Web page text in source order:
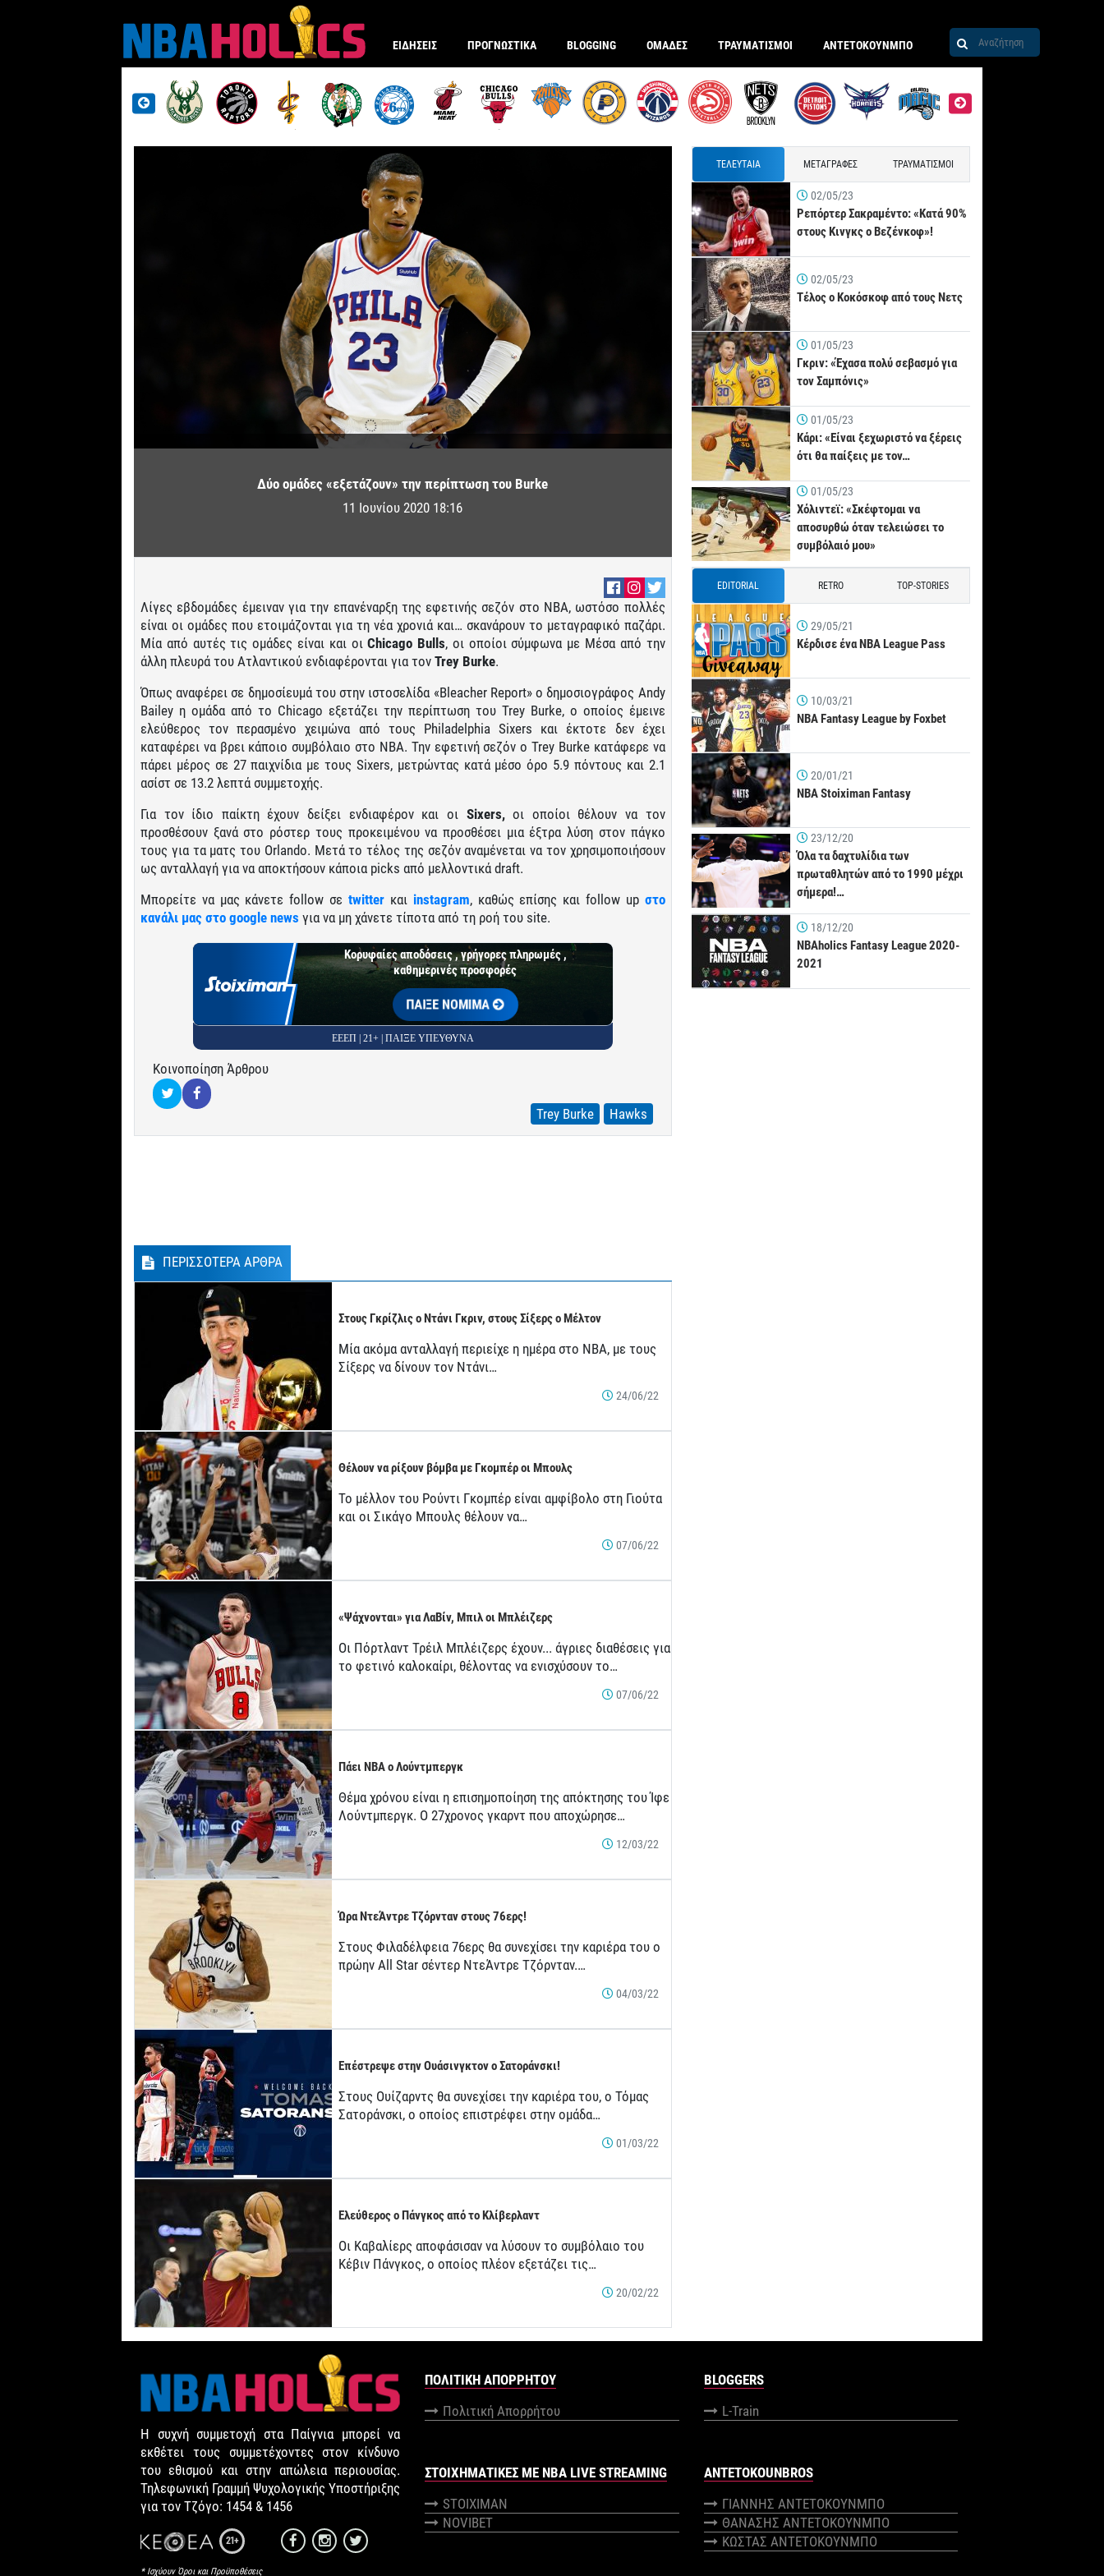
ΕΙΔΗΣΕΙΣ ΠΡΟΓΝΩΣΤΙΚΑ BLOGGING ΟΜΑΔΕΣ ΤΡΑΥΜΑΤΙΣΜΟΙ ΑΝΤΕΤΟΚΟΥΝΜΠΟ
Δύο ομάδες «εξετάζουν» την περίπτωση του Burke
11 Ιουνίου 2020 18:16
Λίγες εβδομάδες έμειναν για την επανέναρξη της εφετινής σεζόν στο ΝΒΑ, ωστόσο πολλές
είναι οι ομάδες που ετοιμάζονται για τη νέα χρονιά και… σκανάρουν το μεταγραφικό παζάρι.
Μία από αυτές τις ομάδες είναι και οιChicago Bulls, οι οποίοι σύμφωνα με Μέσα από την
άλλη πλευρά του Ατλαντικού ενδιαφέρονται για τον Trey Burke.
Όπως αναφέρει σε δημοσίευμά του στην ιστοσελίδα «Bleacher Report» ο δημοσιογράφος Andy
Bailey η ομάδα από το Chicago εξετάζει την περίπτωση του Trey Burke, ο οποίος έμεινε
ελεύθερος τον περασμένο χειμώνα από τους Philadelphia Sixers και έκτοτε δεν έχει
καταφέρει να βρει κάποιο συμβόλαιο στο ΝΒΑ. Την εφετινή σεζόν ο Trey Burke κατάφερε να
πάρει μέρος σε 27 παιχνίδια με τους Sixers, μετρώντας κατά μέσο όρο 5.9 πόντους και 2.1
ασίστ σε 13.2 λεπτά συμμετοχής.
Για τον ίδιο παίκτη έχουν δείξει ενδιαφέρον και οι Sixers,οι οποίοι θέλουν να τον
προσθέσουν ξανά στο ρόστερ τους προκειμένου να προσθέσει μια έξτρα λύση στον πάγκο
τους για τα ματς του Orlando. Μετά το τέλος της σεζόν αναμένεται να τον χρησιμοποιήσουν
ως ανταλλαγή για να αποκτήσουν κάποια picks από μελλοντικά draft.
Μπορείτε να μας κάνετε follow σε twitter και instagram, καθώς επίσης και follow up στο
κανάλι μας στο google news για να μη χάνετε τίποτα από τη ροή του site.
Κορυφαίες αποδόσεις , γρήγορες πληρωμές ,
καθημερινές προσφορές
ΠΑΙΞΕ ΝΟΜΙΜΑ
ΕΕΕΠ | 21+ | ΠΑΙΞΕ ΥΠΕΥΘΥΝΑ
Κοινοποίηση Άρθρου
Trey Burke Hawks
ΠΕΡΙΣΣΟΤΕΡΑ ΑΡΘΡΑ
Στους Γκρίζλις ο Ντάνι Γκριν, στους Σίξερς ο Μέλτον
Μία ακόμα ανταλλαγή περιείχε η ημέρα στο ΝΒΑ, με τους
Σίξερς να δίνουν τον Ντάνι…
24/06/22
Θέλουν να ρίξουν βόμβα με Γκομπέρ οι Μπουλς
Το μέλλον του Ρούντι Γκομπέρ είναι αμφίβολο στη Γιούτα
και οι Σικάγο Μπουλς θέλουν να…
07/06/22
«Ψάχνονται» για ΛαΒίν, Μπιλ οι Μπλέιζερς
Οι Πόρτλαντ Τρέιλ Μπλέιζερς έχουν... άγριες διαθέσεις για
το φετινό καλοκαίρι, θέλοντας να ενισχύσουν το…
07/06/22
Πάει NBA ο Λούντμπεργκ
Θέμα χρόνου είναι η επισημοποίηση της απόκτησης του Ίφε
Λούντμπεργκ. Ο 27χρονος γκαρντ που αποχώρησε…
12/03/22
Ώρα ΝτεΆντρε Τζόρνταν στους 76ερς!
Στους Φιλαδέλφεια 76ερς θα συνεχίσει την καριέρα του ο
πρώην All Star σέντερ ΝτεΆντρε Τζόρνταν.…
04/03/22
Επέστρεψε στην Ουάσινγκτον ο Σατοράνσκι!
Στους Ουίζαρντς θα συνεχίσει την καριέρα του, ο Τόμας
Σατοράνσκι, ο οποίος επιστρέφει στην ομάδα…
01/03/22
Ελεύθερος ο Πάνγκος από το Κλίβερλαντ
Οι Καβαλίερς αποφάσισαν να λύσουν το συμβόλαιο του
Κέβιν Πάνγκος, ο οποίος πλέον εξετάζει τις…
20/02/22
ΤΕΛΕΥΤΑΙΑ ΜΕΤΑΓΡΑΦΕΣ ΤΡΑΥΜΑΤΙΣΜΟΙ
02/05/23
Ρεπόρτερ Σακραμέντο: «Κατά 90%
στους Κινγκς ο Βεζένκοφ»!
02/05/23
Τέλος ο Κοκόσκοφ από τους Νετς
01/05/23
Γκριν: «Έχασα πολύ σεβασμό για
τον Σαμπόνις»
01/05/23
Κάρι: «Είναι ξεχωριστό να ξέρεις
ότι θα παίξεις με τον…
01/05/23
Χόλιντεϊ: «Σκέφτομαι να
αποσυρθώ όταν τελειώσει το
συμβόλαιό μου»
EDITORIAL RETRO TOP-STORIES
29/05/21
Κέρδισε ένα NBA League Pass
10/03/21
NBA Fantasy League by Foxbet
20/01/21
NBA Stoiximan Fantasy
23/12/20
Όλα τα δαχτυλίδια των
πρωταθλητών από το 1990 μέχρι
σήμερα!…
18/12/20
NBAholics Fantasy League 2020-
2021
Η συχνή συμμετοχή στα Παίγνια μπορεί να
εκθέτει τους συμμετέχοντες στον κίνδυνο
του εθισμού και στην απώλεια περιουσίας.
Τηλεφωνική Γραμμή Ψυχολογικής Υποστήριξης
για τον Τζόγο: 1454 & 1456
21+
* Ισχύουν Όροι και Προϋποθέσεις
ΠΟΛΙΤΙΚΉ ΑΠΟΡΡΉΤΟΥ
Πολιτική Απορρήτου
BLOGGERS
L-Train
ΣΤΟΙΧΗΜΑΤΙΚΕΣ ΜΕ NBA LIVE STREAMING
STOIXIMAN
NOVIBET
ANTETOKOUNBROS
ΓΙΑΝΝΗΣ ΑΝΤΕΤΟΚΟΥΝΜΠΟ
ΘΑΝΑΣΗΣ ΑΝΤΕΤΟΚΟΥΝΜΠΟ
ΚΩΣΤΑΣ ΑΝΤΕΤΟΚΟΥΝΜΠΟ